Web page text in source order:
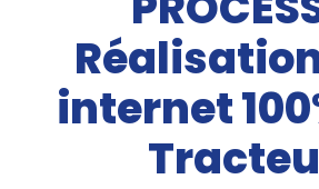
internet